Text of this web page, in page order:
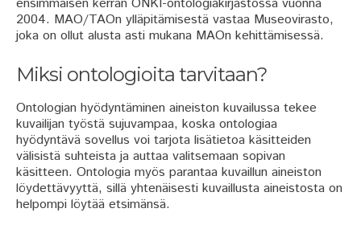
2004. MAO/TAOn ylläpitämisestä vastaa Museovirasto,
joka on ollut alusta asti mukana MAOn kehittämisessä.
Miksi ontologioita tarvitaan?
Ontologian hyödyntäminen aineiston kuvailussa tekee
kuvailijan työstä sujuvampaa, koska ontologiaa
hyödyntävä sovellus voi tarjota lisätietoa käsitteiden
välisistä suhteista ja auttaa valitsemaan sopivan
käsitteen. Ontologia myös parantaa kuvaillun aineiston
löydettävyyttä, sillä yhtenäisesti kuvaillusta aineistosta on
helpompi löytää etsimänsä.